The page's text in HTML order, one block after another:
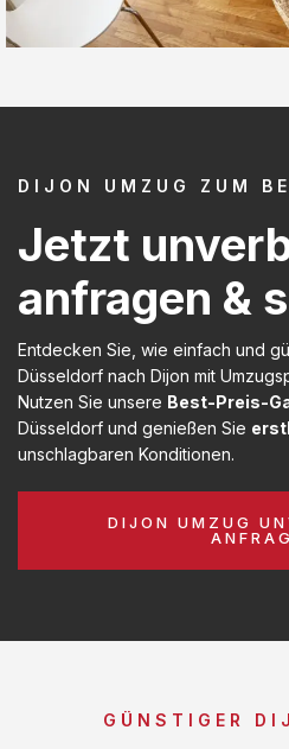
DIJON UMZUG ZUM
Jetzt
anfragen &
Entdecken Sie, wie einfach und
Düsseldorf nach Dijon mit
Nutzen Sie unsere Best-Preis-
Düsseldorf und genießen Sie
unschlagbaren Konditionen.
DIJON UMZUG
GÜNSTIGER